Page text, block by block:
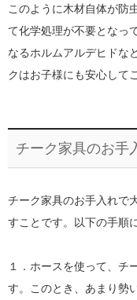
このように木材自体が防
て化学処理が不要となっ
なるホルムアルデヒドな
クはお子様にも安心して
チーク家具のお手
チーク家具のお手入れで
すことです。以下の手順
１．ホースを使って、チ
す。このとき、あまり勢